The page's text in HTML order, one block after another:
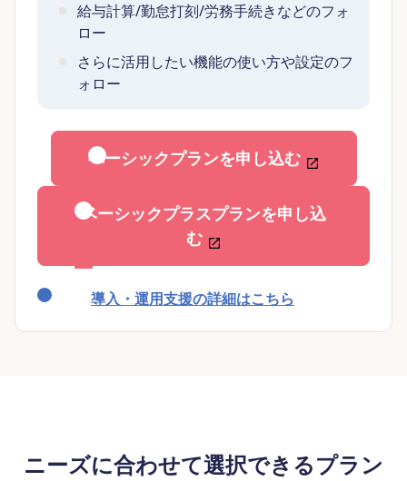
給与計算/勤怠打刻/労務手続きなどのフォ
ロー
さらに活用したい機能の使い方や設定のフ
ォロー
ベーシックプランを申し込む
ベーシックプラスプランを申し込
む
導入・運用支援の詳細はこちら
ニーズに合わせて選択できるプラン